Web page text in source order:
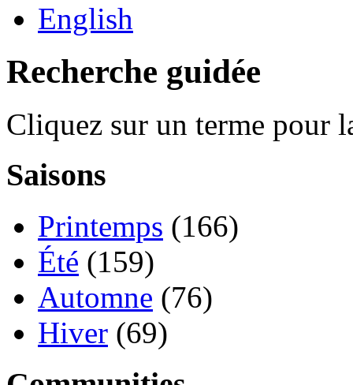
English
Recherche guidée
Cliquez sur un terme pour
Saisons
Printemps (166)
Été (159)
Automne (76)
Hiver (69)